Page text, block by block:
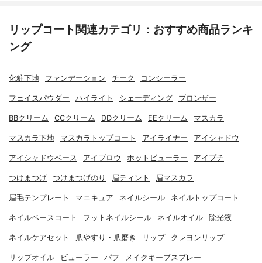
リップコート関連カテゴリ：おすすめ商品ランキ
ング
化粧下地 ファンデーション チーク コンシーラー
フェイスパウダー ハイライト シェーディング ブロンザー
BBクリーム CCクリーム DDクリーム EEクリーム マスカラ
マスカラ下地 マスカラトップコート アイライナー アイシャドウ
アイシャドウベース アイブロウ ホットビューラー アイプチ
つけまつげ つけまつげのり 眉ティント 眉マスカラ
眉毛テンプレート マニキュア ネイルシール ネイルトップコート
ネイルベースコート フットネイルシール ネイルオイル 除光液
ネイルケアセット 爪やすり・爪磨き リップ クレヨンリップ
リップオイル ビューラー パフ メイクキープスプレー